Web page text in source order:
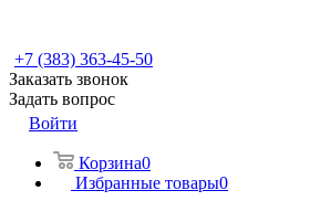
+7 (383) 363-45-50
Заказать звонок
Задать вопрос
Войти
Корзина0
Избранные товары0